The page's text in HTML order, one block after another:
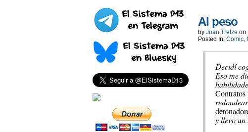
Al peso
by Joan Tretze on
Posted In: Comic,
Decidí
Eso me
Contratos
y llevo